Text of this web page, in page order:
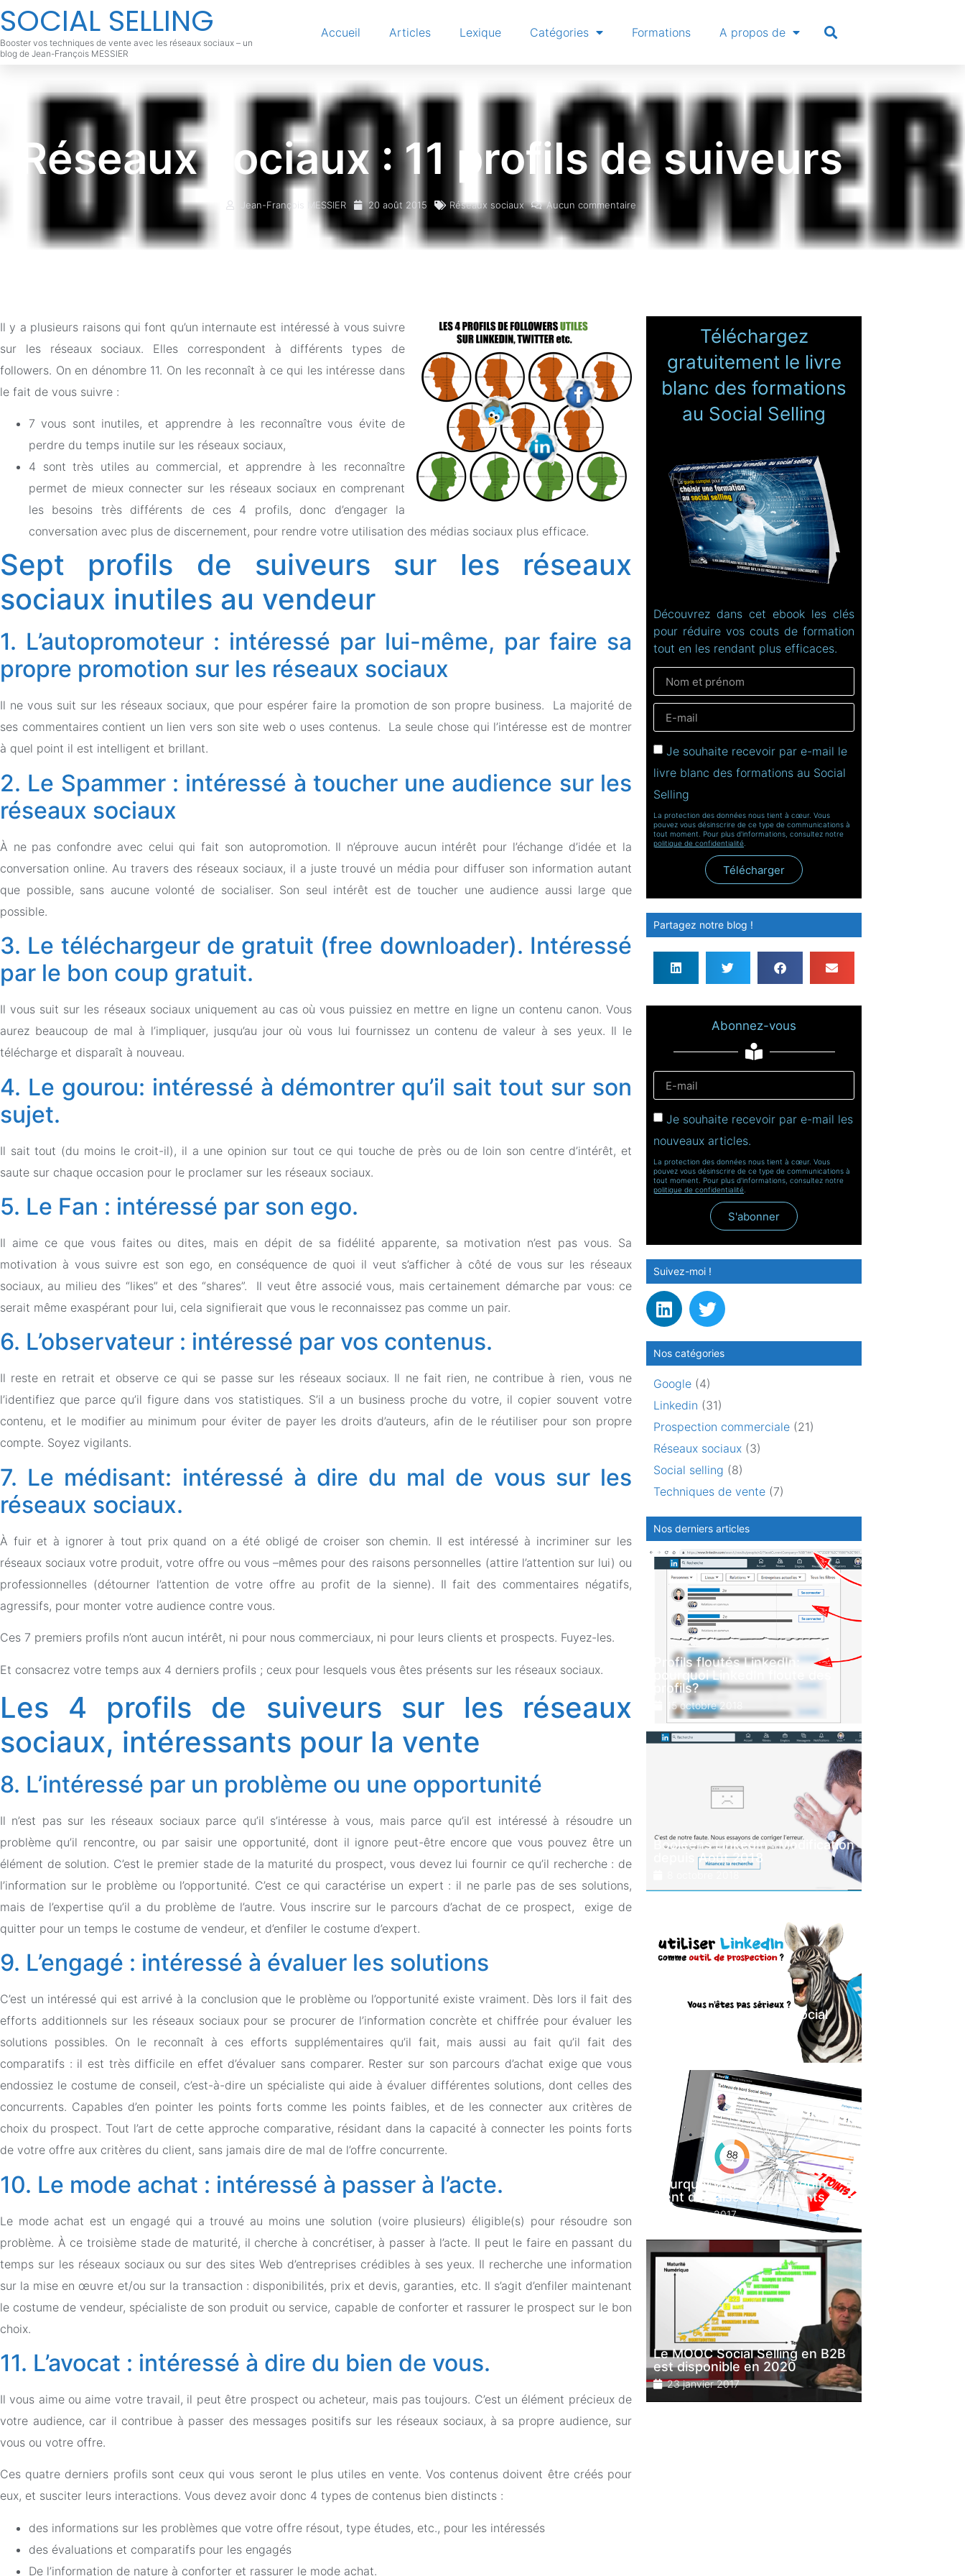
SOCIAL SELLING
Booster vos techniques de vente avec les réseaux sociaux – un
blog de Jean-François MESSIER
Accueil Articles Lexique Catégories Formations A propos de
Réseaux sociaux : 11 profils de suiveurs
Jean-François MESSIER 20 août 2015 Réseaux sociaux Aucun commentaire
Il y a plusieurs raisons qui font qu’un internaute est intéressé à vous suivre
sur les réseaux sociaux. Elles correspondent à différents types de
followers. On en dénombre 11. On les reconnaît à ce qui les intéresse dans
le fait de vous suivre :
7 vous sont inutiles, et apprendre à les reconnaître vous évite de
perdre du temps inutile sur les réseaux sociaux,
4 sont très utiles au commercial, et apprendre à les reconnaître
permet de mieux connecter sur les réseaux sociaux en comprenant
les besoins très différents de ces 4 profils, donc d’engager la
conversation avec plus de discernement, pour rendre votre utilisation des médias sociaux plus efficace.
Sept profils de suiveurs sur les réseaux
sociaux inutiles au vendeur
1. L’autopromoteur : intéressé par lui-même, par faire sa
propre promotion sur les réseaux sociaux
Il ne vous suit sur les réseaux sociaux, que pour espérer faire la promotion de son propre business. La majorité de
ses commentaires contient un lien vers son site web o uses contenus. La seule chose qui l’intéresse est de montrer
à quel point il est intelligent et brillant.
2. Le Spammer : intéressé à toucher une audience sur les
réseaux sociaux
À ne pas confondre avec celui qui fait son autopromotion. Il n’éprouve aucun intérêt pour l’échange d’idée et la
conversation online. Au travers des réseaux sociaux, il a juste trouvé un média pour diffuser son information autant
que possible, sans aucune volonté de socialiser. Son seul intérêt est de toucher une audience aussi large que
possible.
3. Le téléchargeur de gratuit (free downloader). Intéressé
par le bon coup gratuit.
Il vous suit sur les réseaux sociaux uniquement au cas où vous puissiez en mettre en ligne un contenu canon. Vous
aurez beaucoup de mal à l’impliquer, jusqu’au jour où vous lui fournissez un contenu de valeur à ses yeux. Il le
télécharge et disparaît à nouveau.
4. Le gourou: intéressé à démontrer qu’il sait tout sur son
sujet.
Il sait tout (du moins le croit-il), il a une opinion sur tout ce qui touche de près ou de loin son centre d’intérêt, et
saute sur chaque occasion pour le proclamer sur les réseaux sociaux.
5. Le Fan : intéressé par son ego.
Il aime ce que vous faites ou dites, mais en dépit de sa fidélité apparente, sa motivation n’est pas vous. Sa
motivation à vous suivre est son ego, en conséquence de quoi il veut s’afficher à côté de vous sur les réseaux
sociaux, au milieu des “likes” et des “shares”. Il veut être associé vous, mais certainement démarche par vous: ce
serait même exaspérant pour lui, cela signifierait que vous le reconnaissez pas comme un pair.
6. L’observateur : intéressé par vos contenus.
Il reste en retrait et observe ce qui se passe sur les réseaux sociaux. Il ne fait rien, ne contribue à rien, vous ne
l’identifiez que parce qu’il figure dans vos statistiques. S’il a un business proche du votre, il copier souvent votre
contenu, et le modifier au minimum pour éviter de payer les droits d’auteurs, afin de le réutiliser pour son propre
compte. Soyez vigilants.
7. Le médisant: intéressé à dire du mal de vous sur les
réseaux sociaux.
À fuir et à ignorer à tout prix quand on a été obligé de croiser son chemin. Il est intéressé à incriminer sur les
réseaux sociaux votre produit, votre offre ou vous –mêmes pour des raisons personnelles (attire l’attention sur lui) ou
professionnelles (détourner l’attention de votre offre au profit de la sienne). Il fait des commentaires négatifs,
agressifs, pour monter votre audience contre vous.
Ces 7 premiers profils n’ont aucun intérêt, ni pour nous commerciaux, ni pour leurs clients et prospects. Fuyez-les.
Et consacrez votre temps aux 4 derniers profils ; ceux pour lesquels vous êtes présents sur les réseaux sociaux.
Les 4 profils de suiveurs sur les réseaux
sociaux, intéressants pour la vente
8. L’intéressé par un problème ou une opportunité
Il n’est pas sur les réseaux sociaux parce qu’il s’intéresse à vous, mais parce qu’il est intéressé à résoudre un
problème qu’il rencontre, ou par saisir une opportunité, dont il ignore peut-être encore que vous pouvez être un
élément de solution. C’est le premier stade de la maturité du prospect, vous devez lui fournir ce qu’il recherche : de
l’information sur le problème ou l’opportunité. C’est ce qui caractérise un expert : il ne parle pas de ses solutions,
mais de l’expertise qu’il a du problème de l’autre. Vous inscrire sur le parcours d’achat de ce prospect, exige de
quitter pour un temps le costume de vendeur, et d’enfiler le costume d’expert.
9. L’engagé : intéressé à évaluer les solutions
C’est un intéressé qui est arrivé à la conclusion que le problème ou l’opportunité existe vraiment. Dès lors il fait des
efforts additionnels sur les réseaux sociaux pour se procurer de l’information concrète et chiffrée pour évaluer les
solutions possibles. On le reconnaît à ces efforts supplémentaires qu’il fait, mais aussi au fait qu’il fait des
comparatifs : il est très difficile en effet d’évaluer sans comparer. Rester sur son parcours d’achat exige que vous
endossiez le costume de conseil, c’est-à-dire un spécialiste qui aide à évaluer différentes solutions, dont celles des
concurrents. Capables d’en pointer les points forts comme les points faibles, et de les connecter aux critères de
choix du prospect. Tout l’art de cette approche comparative, résidant dans la capacité à connecter les points forts
de votre offre aux critères du client, sans jamais dire de mal de l’offre concurrente.
10. Le mode achat : intéressé à passer à l’acte.
Le mode achat est un engagé qui a trouvé au moins une solution (voire plusieurs) éligible(s) pour résoudre son
problème. À ce troisième stade de maturité, il cherche à concrétiser, à passer à l’acte. Il peut le faire en passant du
temps sur les réseaux sociaux ou sur des sites Web d’entreprises crédibles à ses yeux. Il recherche une information
sur la mise en œuvre et/ou sur la transaction : disponibilités, prix et devis, garanties, etc. Il s’agit d’enfiler maintenant
le costume de vendeur, spécialiste de son produit ou service, capable de conforter et rassurer le prospect sur le bon
choix.
11. L’avocat : intéressé à dire du bien de vous.
Il vous aime ou aime votre travail, il peut être prospect ou acheteur, mais pas toujours. C’est un élément précieux de
votre audience, car il contribue à passer des messages positifs sur les réseaux sociaux, à sa propre audience, sur
vous ou votre offre.
Ces quatre derniers profils sont ceux qui vous seront le plus utiles en vente. Vos contenus doivent être créés pour
eux, et susciter leurs interactions. Vous devez avoir donc 4 types de contenus bien distincts :
des informations sur les problèmes que votre offre résout, type études, etc., pour les intéressés
des évaluations et comparatifs pour les engagés
De l’information de nature à conforter et rassurer le mode achat.
Téléchargez
gratuitement le livre
blanc des formations
au Social Selling
Découvrez dans cet ebook les clés
pour réduire vos couts de formation
tout en les rendant plus efficaces.
Je souhaite recevoir par e-mail le
livre blanc des formations au Social
Selling
La protection des données nous tient à cœur. Vous
pouvez vous désinscrire de ce type de communications à
tout moment. Pour plus d'informations, consultez notre
politique de confidentialité
Télécharger
Partagez notre blog !
Abonnez-vous
Je souhaite recevoir par e-mail les
nouveaux articles.
La protection des données nous tient à cœur. Vous
pouvez vous désinscrire de ce type de communications à
tout moment. Pour plus d'informations, consultez notre
politique de confidentialité
S'abonner
Suivez-moi !
Nos catégories
Google (4)
Linkedin (31)
Prospection commerciale (21)
Réseaux sociaux (3)
Social selling (8)
Techniques de vente (7)
Nos derniers articles
Profils floutés LinkedIn:
pourquoi LinkedIn floute des
profils?
15 octobre 2018
Booléens LinkedIn : Modification
depuis Août 2018
LinkedIn pour faire du social
selling ? Quelle blague !
Pourquoi votre SSI LinkedIn
vient de baisser de 7 points ?
14 février 2017
Le MOOC Social Selling en B2B
est disponible en 2020
23 janvier 2017